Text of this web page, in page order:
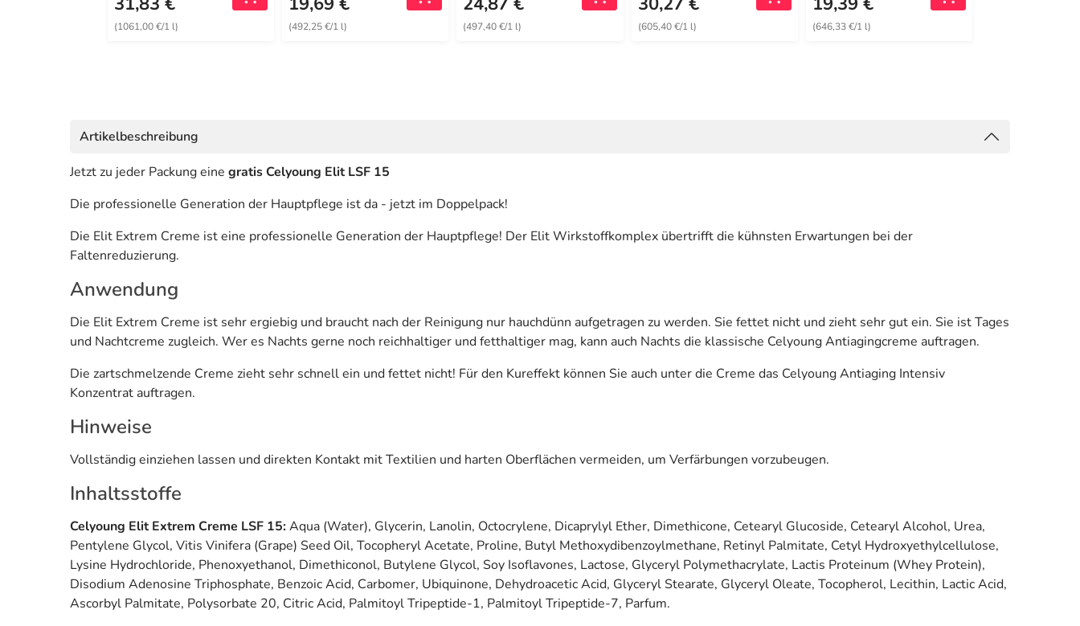
(1061,00 €/1 l) (492,25 €/1 l) (497,40 €/1 l) (605,40 €/1 l) (646,33 €/1 l)
Artikelbeschreibung
Jetzt zu jeder Packung eine gratis Celyoung Elit LSF 15
Die professionelle Generation der Hauptpflege ist da - jetzt im Doppelpack!
Die Elit Extrem Creme ist eine professionelle Generation der Hauptpflege! Der Elit Wirkstoffkomplex übertrifft die kühnsten Erwartungen bei der
Faltenreduzierung.
Anwendung
Die Elit Extrem Creme ist sehr ergiebig und braucht nach der Reinigung nur hauchdünn aufgetragen zu werden. Sie fettet nicht und zieht sehr gut ein. Sie ist Tages
und Nachtcreme zugleich. Wer es Nachts gerne noch reichhaltiger und fetthaltiger mag, kann auch Nachts die klassische Celyoung Antiagingcreme auftragen.
Die zartschmelzende Creme zieht sehr schnell ein und fettet nicht! Für den Kureffekt können Sie auch unter die Creme das Celyoung Antiaging Intensiv
Konzentrat auftragen.
Hinweise
Vollständig einziehen lassen und direkten Kontakt mit Textilien und harten Oberflächen vermeiden, um Verfärbungen vorzubeugen.
Inhaltsstoffe
Celyoung Elit Extrem Creme LSF 15:Aqua (Water), Glycerin, Lanolin, Octocrylene, Dicaprylyl Ether, Dimethicone, Cetearyl Glucoside, Cetearyl Alcohol, Urea,
Pentylene Glycol, Vitis Vinifera (Grape) Seed Oil, Tocopheryl Acetate, Proline, Butyl Methoxydibenzoylmethane, Retinyl Palmitate, Cetyl Hydroxyethylcellulose,
Lysine Hydrochloride, Phenoxyethanol, Dimethiconol, Butylene Glycol, Soy Isoflavones, Lactose, Glyceryl Polymethacrylate, Lactis Proteinum (Whey Protein),
Disodium Adenosine Triphosphate, Benzoic Acid, Carbomer, Ubiquinone, Dehydroacetic Acid, Glyceryl Stearate, Glyceryl Oleate, Tocopherol, Lecithin, Lactic Acid,
Ascorbyl Palmitate, Polysorbate 20, Citric Acid, Palmitoyl Tripeptide-1, Palmitoyl Tripeptide-7, Parfum.